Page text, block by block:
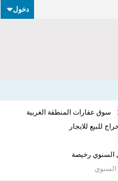
دخول
سوق عقارات المنطقة الغربية
للبيع للايجار
السنوي رخيصة
السنوي